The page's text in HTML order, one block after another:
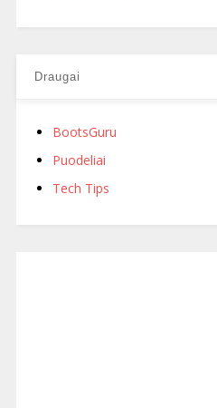
Draugai
BootsGuru
Puodeliai
Tech Tips